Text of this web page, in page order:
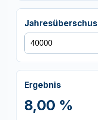
Ergebnis
8,00 %